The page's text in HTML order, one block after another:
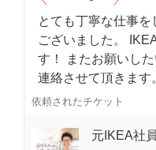
とても丁寧な仕事を
ございました。
す！ またお願いし
連絡させて頂きます
依頼されたチケット
元IKEA社